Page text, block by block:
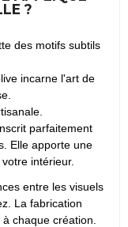
?
des motifs subtils
incarne l'art de
parfaitement
Elle apporte une
intérieur.
entre les visuels
La fabrication
chaque création.